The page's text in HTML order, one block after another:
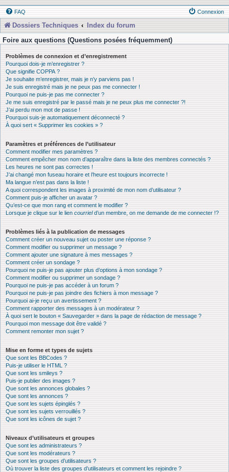
FAQ Connexion
Dossiers Techniques
Index du forum
Foire aux questions (Questions posées fréquemment)
Problèmes de connexion et d’enregistrement
Pourquoi dois-je m’enregistrer ?
Que signifie COPPA ?
Je souhaite m’enregistrer, mais je n’y parviens pas !
Je suis enregistré mais je ne peux pas me connecter !
Pourquoi ne puis-je pas me connecter ?
Je me suis enregistré par le passé mais je ne peux plus me connecter ?!
J’ai perdu mon mot de passe !
Pourquoi suis-je automatiquement déconnecté ?
À quoi sert « Supprimer les cookies » ?
Paramètres et préférences de l’utilisateur
Comment modifier mes paramètres ?
Comment empêcher mon nom d’apparaître dans la liste des membres connectés ?
Les heures ne sont pas correctes !
J’ai changé mon fuseau horaire et l’heure est toujours incorrecte !
Ma langue n’est pas dans la liste !
A quoi correspondent les images à proximité de mon nom d’utilisateur ?
Comment puis-je afficher un avatar ?
Qu’est-ce que mon rang et comment le modifier ?
Lorsque je clique sur le lien courrield’un membre, on me demande de me connecter !?
Problèmes liés à la publication de messages
Comment créer un nouveau sujet ou poster une réponse ?
Comment modifier ou supprimer un message ?
Comment ajouter une signature à mes messages ?
Comment créer un sondage ?
Pourquoi ne puis-je pas ajouter plus d’options à mon sondage ?
Comment modifier ou supprimer un sondage ?
Pourquoi ne puis-je pas accéder à un forum ?
Pourquoi ne puis-je pas joindre des fichiers à mon message ?
Pourquoi ai-je reçu un avertissement ?
Comment rapporter des messages à un modérateur ?
À quoi sert le bouton « Sauvegarder » dans la page de rédaction de message ?
Pourquoi mon message doit être validé ?
Comment remonter mon sujet ?
Mise en forme et types de sujets
Que sont les BBCodes ?
Puis-je utiliser le HTML ?
Que sont les smileys ?
Puis-je publier des images ?
Que sont les annonces globales ?
Que sont les annonces ?
Que sont les sujets épinglés ?
Que sont les sujets verrouillés ?
Que sont les icônes de sujet ?
Niveaux d’utilisateurs et groupes
Que sont les administrateurs ?
Que sont les modérateurs ?
Que sont les groupes d’utilisateurs ?
Où trouver la liste des groupes d’utilisateurs et comment les rejoindre ?